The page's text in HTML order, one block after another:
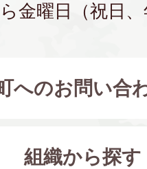
金曜日（祝日
へのお問い合
組織から探す